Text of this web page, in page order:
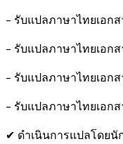
- รับแปลภาษาไทยเอก
- รับแปลภาษาไทยเอก
- รับแปลภาษาไทยเอกส
- รับแปลภาษาไทยเอก
✔ ดำเนินการแปลโดยนั